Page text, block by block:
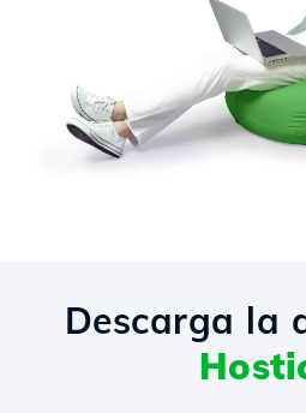
Descarga la